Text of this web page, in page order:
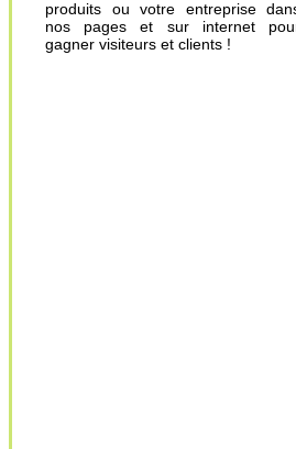
produits ou votre entreprise
nos pages et sur internet
gagner visiteurs et clients !